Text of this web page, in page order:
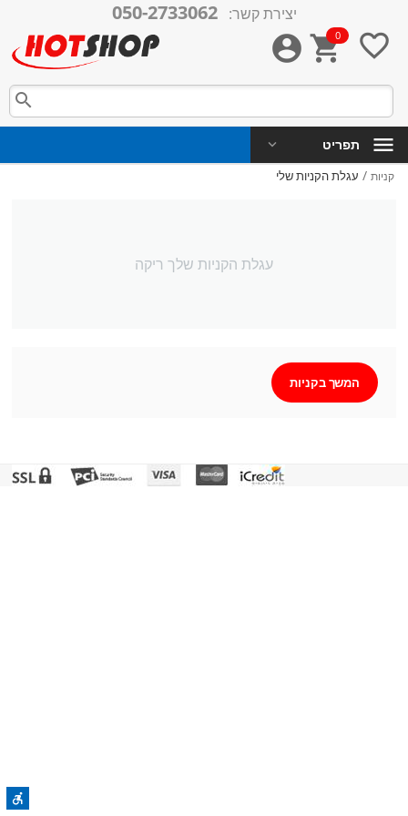
יצירת קשר: 050-2733062

0



תפריט
קניות / עגלת הקניות שלי
עגלת הקניות שלך ריקה
המשך בקניות